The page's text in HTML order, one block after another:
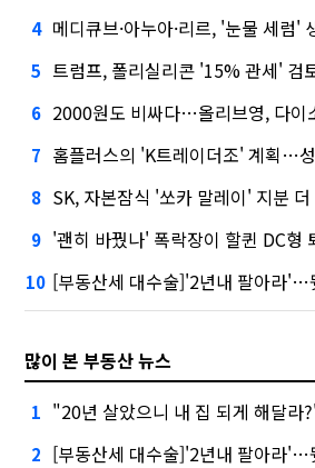
4 메디큐브·아누아·리르, '눈물 세럼'
5 트럼프, 폴리실리콘 '15% 관세' 검토…한
6 2000원도 비싸다…올리브영, 다이소 공
7 홈플러스의 'K트레이더조' 계획…
8 SK, 자본잠식 '쏘카 말레이' 지분
9 '괜히 바꿨나' 폭락장이 할퀸 DC형 퇴
10 [부동산세 대수술]'2년내 팔아라'…
많이 본 부동산 뉴스
1 "20년 살았으니 내 집 되게 해달라
2 [부동산세 대수술]'2년내 팔아라'…